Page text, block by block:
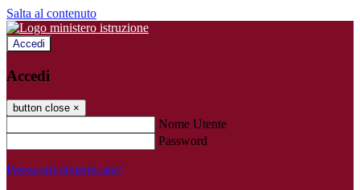
Salta al contenuto
Accedi
Accedi
button close ×
Nome Utente
Password
Password dimenticata?